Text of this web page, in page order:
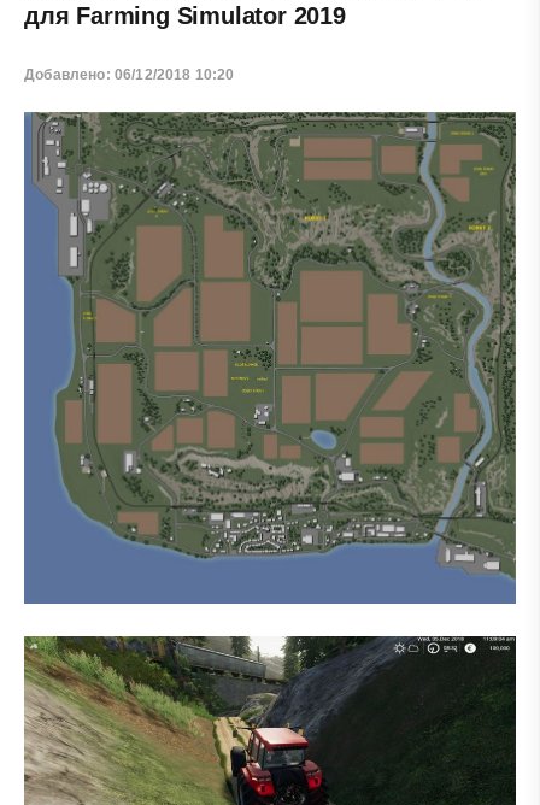
для Farming Simulator 2019
Добавлено: 06/12/2018 10:20